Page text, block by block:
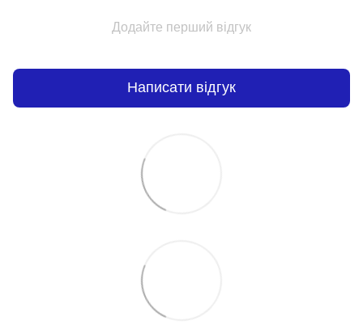
Додайте перший відгук
Написати відгук